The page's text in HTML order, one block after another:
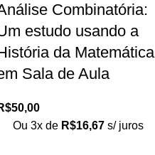
Combinatória:
estudo usando a
da Matemática
Sala de Aula
50,00
Ou 3x de R$16,67 s/ juros